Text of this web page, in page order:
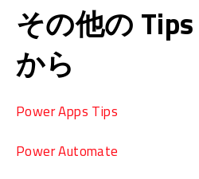
その他の
から
Power Apps Tips
Power Automate